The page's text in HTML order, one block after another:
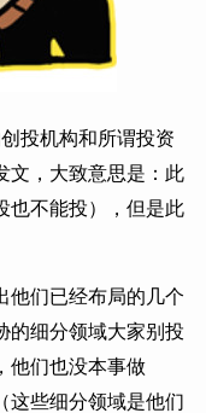
投机构和所谓投资
文，大致意思是：此
也不能投），但是此
他们已经布局的几个
的细分领域大家别投
他们也没本事做
这些细分领域是他们